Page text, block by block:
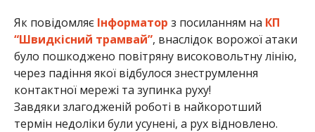
Як повідомляє Інформатор з посиланням на КП
“Швидкісний трамвай”, внаслідок ворожої атаки
було пошкоджено повітряну високовольтну лінію,
через падіння якої відбулося знеструмлення
контактної мережі та зупинка руху!
Завдяки злагодженій роботі в найкоротший
термін недоліки були усунені, а рух відновлено.